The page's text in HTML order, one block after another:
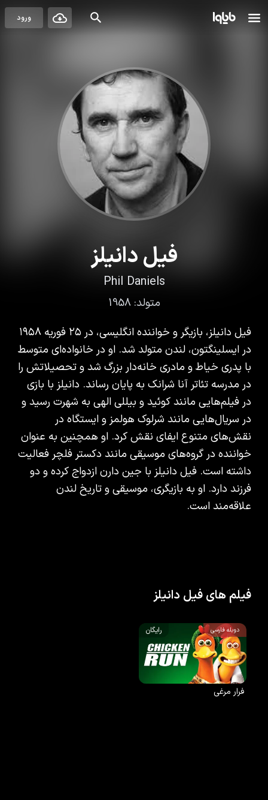
ورود
فیل دانیلز
Phil Daniels
متولد:1958
فیل دانیلز، بازیگر و خواننده انگلیسی، در ۲۵ فوریه ۱۹۵۸
در ایسلینگتون، لندن متولد شد. او در خانواده‌ای متوسط
با پدری خیاط و مادری خانه‌دار بزرگ شد و تحصیلاتش را
در مدرسه تئاتر آنا شرانک به پایان رساند. دانیلز با بازی
در فیلم‌هایی مانند کوئید و بیللی الهی به شهرت رسید و
در سریال‌هایی مانند شرلوک هولمز و ایستگاه در
نقش‌های متنوع ایفای نقش کرد. او همچنین به عنوان
خواننده در گروه‌های موسیقی مانند دکستر فلچر فعالیت
داشته است. فیل دانیلز با جین دارن ازدواج کرده و دو
فرزند دارد. او به بازیگری، موسیقی و تاریخ لندن
علاقه‌مند است.
فیلم های فیل دانیلز
دوبله فارسی رایگان
فرار مرغی